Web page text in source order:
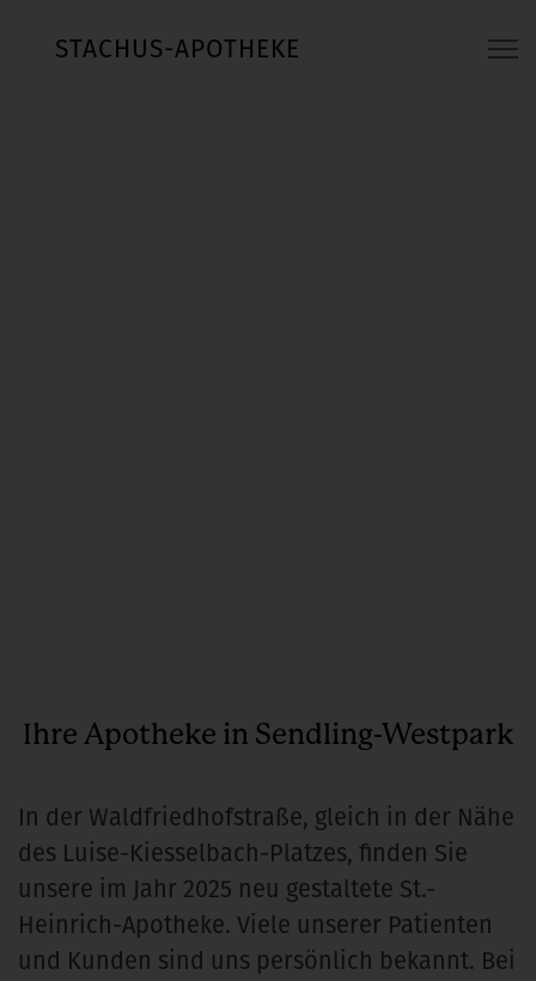
STACHUS-APOTHEKE
Ihre Apotheke in Sendling-Westpark
In der Waldfriedhofstraße, gleich in der Nähe
des Luise-Kiesselbach-Platzes, finden Sie
unsere im Jahr 2025 neu gestaltete St.-
Heinrich-Apotheke. Viele unserer Patienten
und Kunden sind uns persönlich bekannt. Bei